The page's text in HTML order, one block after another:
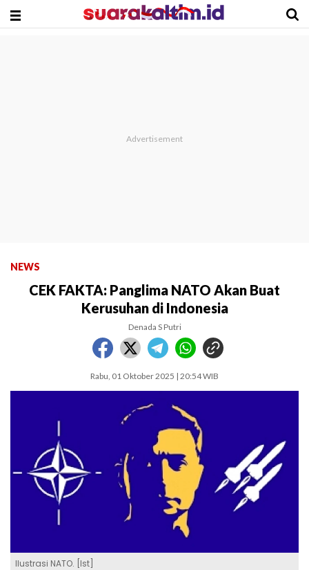
NEWS
CEK FAKTA: Panglima NATO Akan Buat
Kerusuhan di Indonesia
Denada S Putri
Rabu, 01 Oktober 2025 | 20:54 WIB
Ilustrasi NATO. [Ist]